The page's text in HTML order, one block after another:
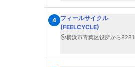
4 フィールサイクル
(FEELCYCLE)
横浜市青葉区役所から